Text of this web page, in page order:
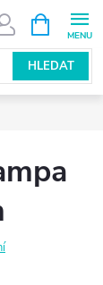
HLEDAT
NÁKUPNÍ
KOŠÍK